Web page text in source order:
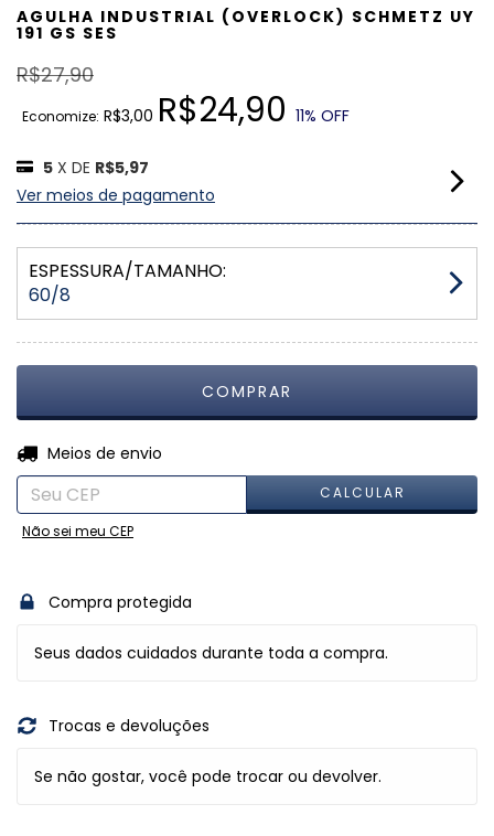
AGULHA INDUSTRIAL (OVERLOCK) SCHMETZ UY
191 GS SES
R$27,90
Economize: R$3,00 R$24,90 11% OFF
5 X DE R$5,97
Ver meios de pagamento
ESPESSURA/TAMANHO:
60/8
Entregas para o CEP:
Meios de envio
CALCULAR
Não sei meu CEP
Compra protegida
Seus dados cuidados durante toda a compra.
Trocas e devoluções
Se não gostar, você pode trocar ou devolver.